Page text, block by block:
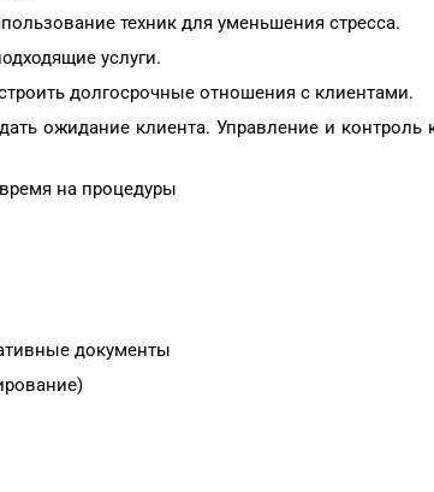
техник для уменьшения стресса.
услуги.
долгосрочные отношения с клиентами.
ожидание клиента. Управление и контроль
на процедуры
документы